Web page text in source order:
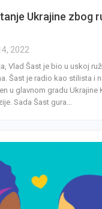
Ukrajine zbog
2022
Vlad Šast je bio u uskoj
Šast je radio kao stilista i
u glavnom gradu Ukrajine
Sada Šast gura…